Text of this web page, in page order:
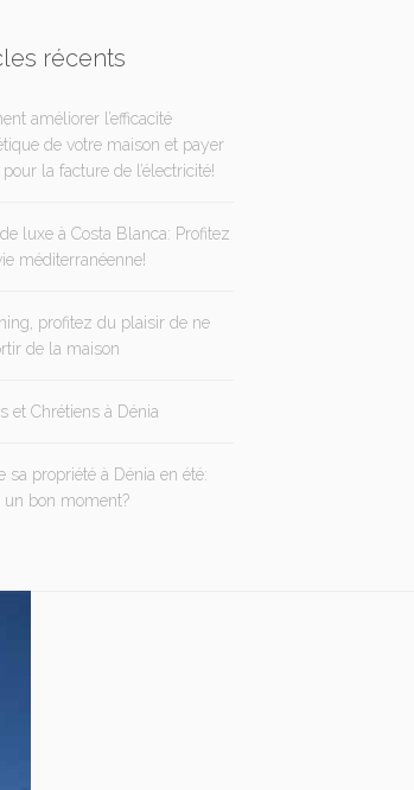
récents
améliorer l’efficacité
de votre maison et payer
la facture de l’électricité!
luxe à Costa Blanca: Profitez
méditerranéenne!
profitez du plaisir de ne
de la maison
et Chrétiens à Dénia
sa propriété à Dénia en été:
un bon moment?